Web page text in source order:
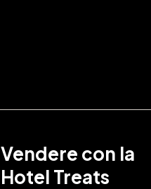
Vendere con la
Hotel Treats